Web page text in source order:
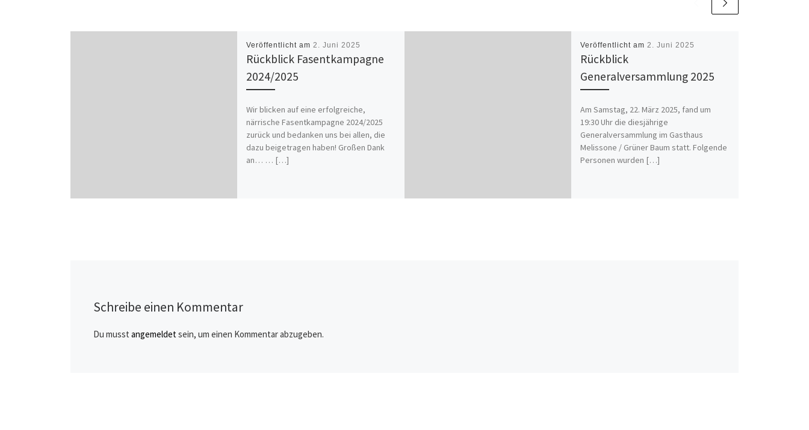
Veröffentlicht am 2. Juni 2025
Rückblick Fasentkampagne
2024/2025
Wir blicken auf eine erfolgreiche,
närrische Fasentkampagne 2024/2025
zurück und bedanken uns bei allen, die
dazu beigetragen haben! Großen Dank
an… … […]
Veröffentlicht am 2. Juni 2025
Rückblick
Generalversammlung 2025
Am Samstag, 22. März 2025, fand um
19:30 Uhr die diesjährige
Generalversammlung im Gasthaus
Melissone / Grüner Baum statt. Folgende
Personen wurden […]
Schreibe einen Kommentar
Du musst angemeldetsein, um einen Kommentar abzugeben.